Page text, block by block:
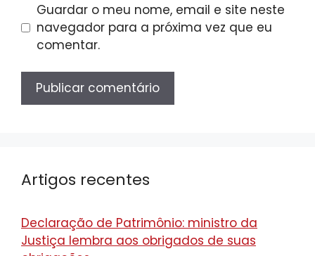
Guardar o meu nome, email e site neste
navegador para a próxima vez que eu
comentar.
Artigos recentes
Declaração de Patrimônio: ministro da
Justiça lembra aos obrigados de suas